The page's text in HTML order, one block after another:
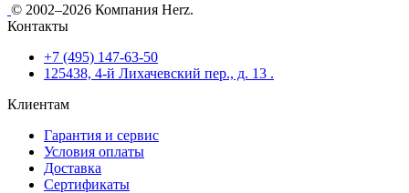
© 2002–2026 Компания Herz.
Контакты
+7 (495) 147-63-50
125438, 4-й Лихачевский пер., д. 13 .
Клиентам
Гарантия и сервис
Условия оплаты
Доставка
Сертификаты